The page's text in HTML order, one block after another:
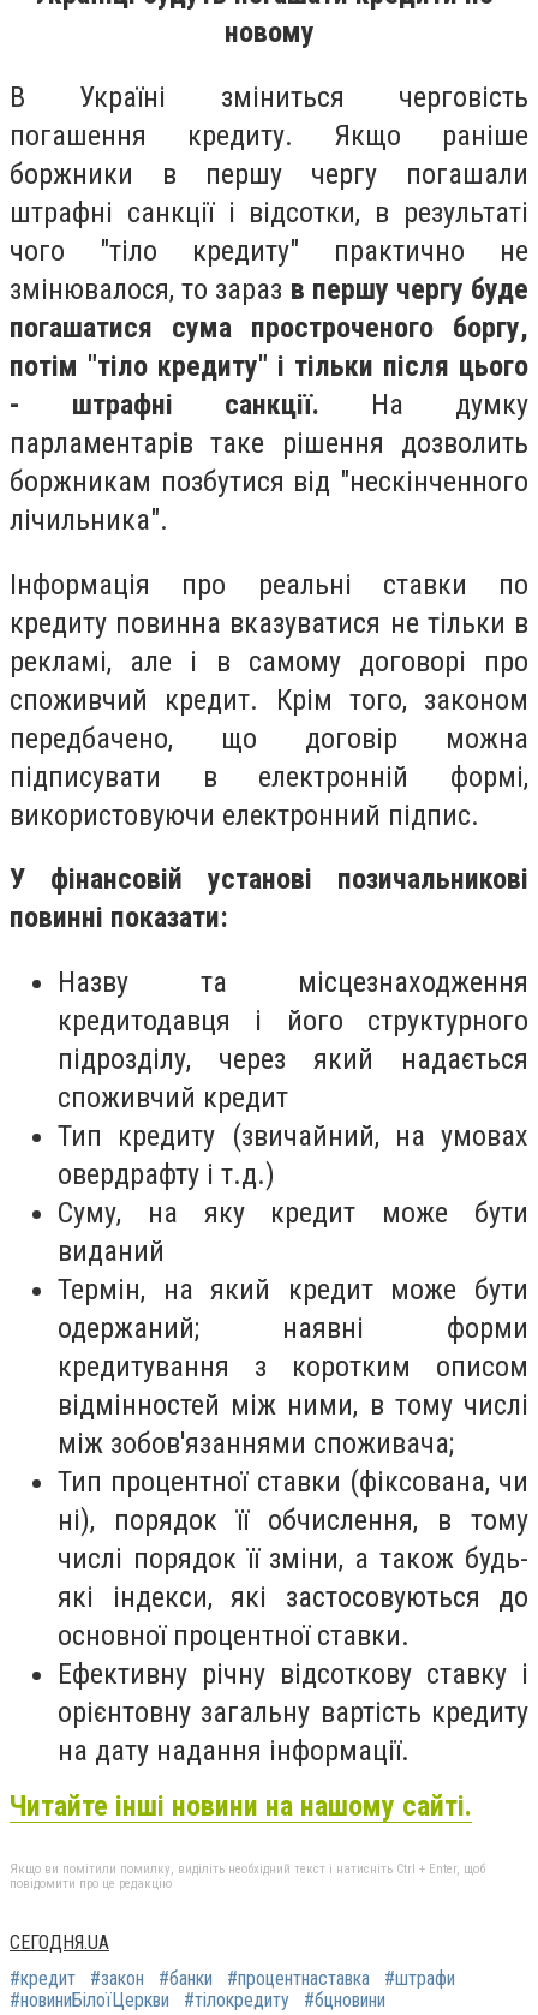
новому
В Україні зміниться черговість
погашення кредиту. Якщо раніше
боржники в першу чергу погашали
штрафні санкції і відсотки, в результаті
чого "тіло кредиту" практично не
змінювалося, то зараз в першу чергу буде
погашатися сума простроченого боргу,
потім "тіло кредиту" і тільки після цього
- штрафні санкції. На думку
парламентарів таке рішення дозволить
боржникам позбутися від "нескінченного
лічильника".
Інформація про реальні ставки по
кредиту повинна вказуватися не тільки в
рекламі, але і в самому договорі про
споживчий кредит. Крім того, законом
передбачено, що договір можна
підписувати в електронній формі,
використовуючи електронний підпис.
У фінансовій установі позичальникові
повинні показати:
Назву та місцезнаходження
кредитодавця і його структурного
підрозділу, через який надається
споживчий кредит
Тип кредиту (звичайний, на умовах
овердрафту і т.д.)
Суму, на яку кредит може бути
виданий
Термін, на який кредит може бути
одержаний; наявні форми
кредитування з коротким описом
відмінностей між ними, в тому числі
між зобов'язаннями споживача;
Тип процентної ставки (фіксована, чи
ні), порядок її обчислення, в тому
числі порядок її зміни, а також будь-
які індекси, які застосовуються до
основної процентної ставки.
Ефективну річну відсоткову ставку і
орієнтовну загальну вартість кредиту
на дату надання інформації.
Читайте інші новини на нашому сайті.
Якщо ви помітили помилку, виділіть необхідний текст і натисніть Ctrl + Enter, щоб
повідомити про це редакцію
СЕГОДНЯ.UA
#кредит
#закон #банки #процентнаставка
#штрафи
#новиниБілоїЦеркви
#тілокредиту #бцновини